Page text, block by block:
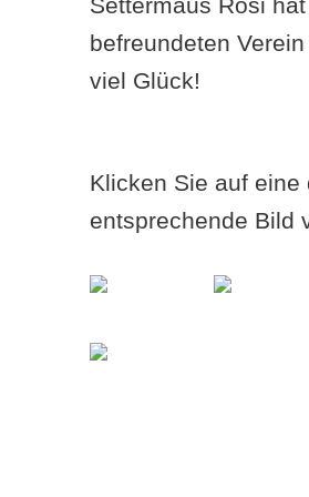
befreundeten
viel Glück!
Klicken Sie auf
entsprechende Bild